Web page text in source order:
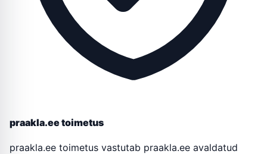
praakla.ee toimetus
praakla.ee toimetus vastutab praakla.ee avaldatud